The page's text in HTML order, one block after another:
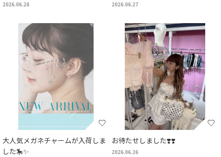
2026.06.28 2026.06.27
大人気メガネチャームが入荷しま
した🎠✨
お待たせしました❣️❣️
2026.06.26